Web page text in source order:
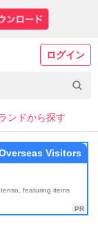
ログイン
ンドから探す
featuring items
Visitors